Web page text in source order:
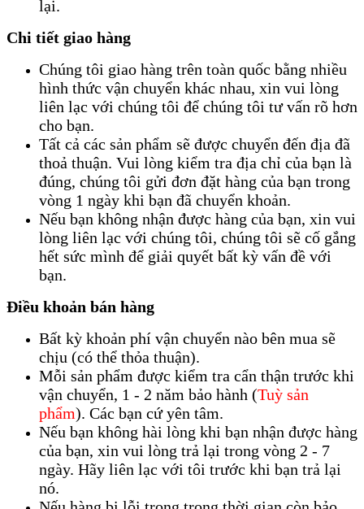
lại.
Chi tiết giao hàng
Chúng tôi giao hàng trên toàn quốc bằng nhiều
hình thức vận chuyển khác nhau, xin vui lòng
liên lạc với chúng tôi để chúng tôi tư vấn rõ hơn
cho bạn.
Tất cả các sản phẩm sẽ được chuyển đến địa đã
thoả thuận. Vui lòng kiểm tra địa chỉ của bạn là
đúng, chúng tôi gửi đơn đặt hàng của bạn trong
vòng 1 ngày khi bạn đã chuyển khoản.
Nếu bạn không nhận được hàng của bạn, xin vui
lòng liên lạc với chúng tôi, chúng tôi sẽ cố gắng
hết sức mình để giải quyết bất kỳ vấn đề với
bạn.
Điều khoản bán hàng
Bất kỳ khoản phí vận chuyển nào bên mua sẽ
chịu (có thể thỏa thuận).
Mỗi sản phẩm được kiểm tra cẩn thận trước khi
vận chuyển, 1 - 2 năm bảo hành (Tuỳ sản
phẩm). Các bạn cứ yên tâm.
Nếu bạn không hài lòng khi bạn nhận được hàng
của bạn, xin vui lòng trả lại trong vòng 2 - 7
ngày. Hãy liên lạc với tôi trước khi bạn trả lại
nó.